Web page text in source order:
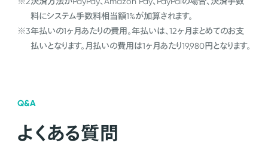
料にシステム手数料相当額1%が加算されます。
※3年払いの1ヶ月あたりの費用。年払いは、12ヶ月まとめてのお支
払いとなります。月払いの費用は1ヶ月あたり19,980円となります。
Q&A
よくある質問